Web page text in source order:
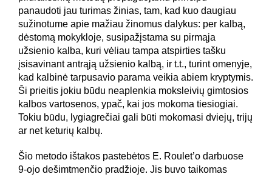
panaudoti jau turimas žinias, tam, kad kuo daugiau
sužinotume apie mažiau žinomus dalykus: per kalbą,
dėstomą mokykloje, susipažįstama su pirmąja
užsienio kalba, kuri vėliau tampa atspirties tašku
įsisavinant antrąją užsienio kalbą, ir t.t., turint omenyje,
kad kalbinė tarpusavio parama veikia abiem kryptymis.
Ši prieitis jokiu būdu neaplenkia moksleivių gimtosios
kalbos vartosenos, ypač, kai jos mokoma tiesiogiai.
Tokiu būdu, lygiagrečiai gali būti mokomasi dviejų, trijų
ar net keturių kalbų.
Šio metodo ištakos pastebėtos E. Roulet’o darbuose
9-ojo dešimtmenčio pradžioje. Jis buvo taikomas